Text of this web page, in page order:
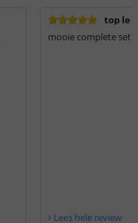
top
mooie complete set
Lees hele review